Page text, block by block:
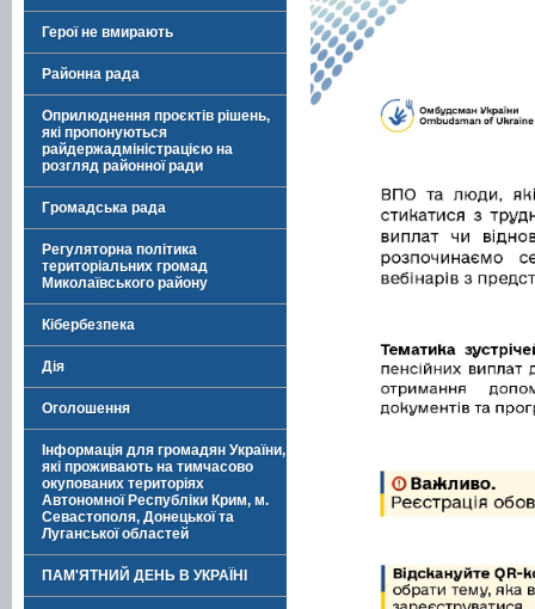
Герої не вмирають
Районна рада
Оприлюднення проєктів рішень,
які пропонуються
райдержадміністрацією на
розгляд районної ради
Громадська рада
Регуляторна політика
територіальних громад
Миколаївського району
Кібербезпека
Дія
Оголошення
Інформація для громадян України,
які проживають на тимчасово
окупованих територіях
Автономної Республіки Крим, м.
Севастополя, Донецької та
Луганської областей
ПАМ'ЯТНИЙ ДЕНЬ В УКРАЇНІ